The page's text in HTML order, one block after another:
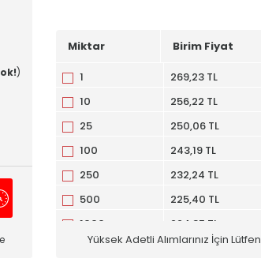
)
Miktar Birim Fiyat
1 269,23 TL
10
256,22 TL
25
250,06 TL
100
243,19 TL
250
232,24 TL
500
225,40 TL
1000
224,35 TL
Yüksek Adetli Alımlarınız İçin Lütfen